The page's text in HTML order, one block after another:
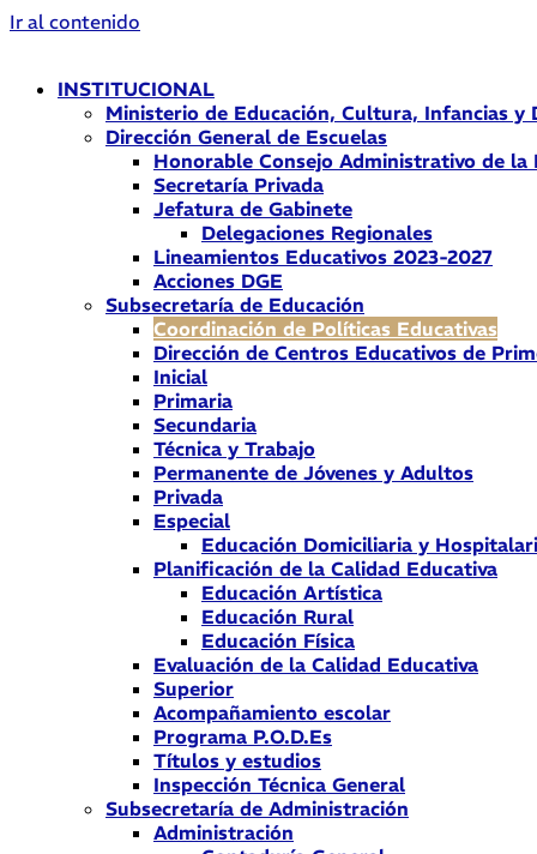
Ir al contenido
INSTITUCIONAL
Ministerio de Educación, Cultura, Infancias y
Dirección General de Escuelas
Honorable Consejo Administrativo de la
Secretaría Privada
Jefatura de Gabinete
Delegaciones Regionales
Lineamientos Educativos 2023-2027
Acciones DGE
Subsecretaría de Educación
Coordinación de Políticas Educativas
Dirección de Centros Educativos de
Inicial
Primaria
Secundaria
Técnica y Trabajo
Permanente de Jóvenes y Adultos
Privada
Especial
Educación Domiciliaria y
Planificación de la Calidad Educativa
Educación Artística
Educación Rural
Educación Física
Evaluación de la Calidad Educativa
Superior
Acompañamiento escolar
Programa P.O.D.Es
Títulos y estudios
Inspección Técnica General
Subsecretaría de Administración
Administración